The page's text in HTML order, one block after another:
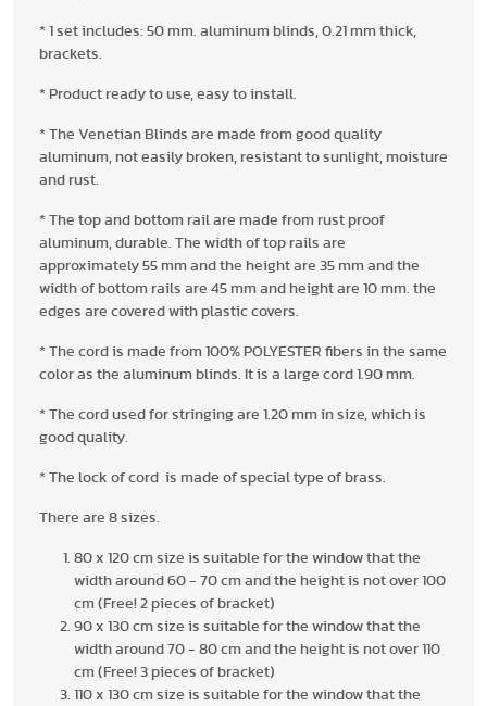
* 1 set includes: 50 mm. aluminum blinds, 0.21 mm thick,
brackets.
* Product ready to use, easy to install.
* The Venetian Blinds are made from good quality
aluminum, not easily broken, resistant to sunlight, moisture
and rust.
* The top and bottom rail are made from rust proof
aluminum, durable. The width of top rails are
approximately 55 mm and the height are 35 mm and the
width of bottom rails are 45 mm and height are 10 mm. the
edges are covered with plastic covers.
* The cord is made from 100% POLYESTER fibers in the same
color as the aluminum blinds. It is a large cord 1.90 mm.
* The cord used for stringing are 1.20 mm in size, which is
good quality.
* The lock of cord is made of special type of brass.
There are 8 sizes.
80 x 120 cm size is suitable for the window that the
width around 60 - 70 cm and the height is not over 100
cm (Free! 2 pieces of bracket)
90 x 130 cm size is suitable for the window that the
width around 70 - 80 cm and the height is not over 110
cm (Free! 3 pieces of bracket)
110 x 130 cm size is suitable for the window that the